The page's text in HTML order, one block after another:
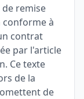
remise
à
contrat
par l'article
Ce texte
de la
de